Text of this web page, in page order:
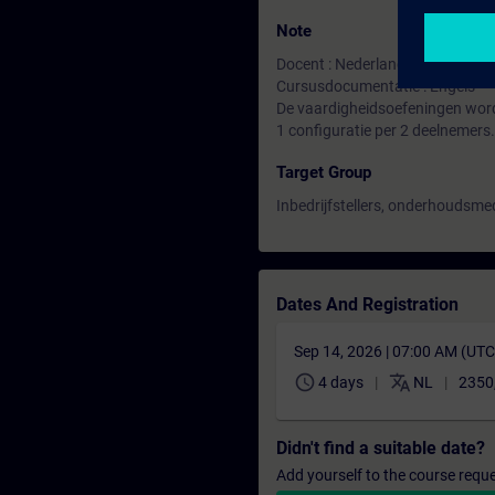
Note
Docent : Nederlands,
Cursusdocumentatie : Engels
De vaardigheidsoefeningen
1 configuratie per 2 deelnemers.
Target Group
Inbedrijfstellers,
Dates And Registration
Sep 14, 2026 | 07:00 AM
schedule 4 days translate NL
Didn't find a suitable date?
Add yourself to the course